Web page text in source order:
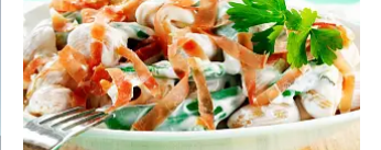
akkurat
nå
-